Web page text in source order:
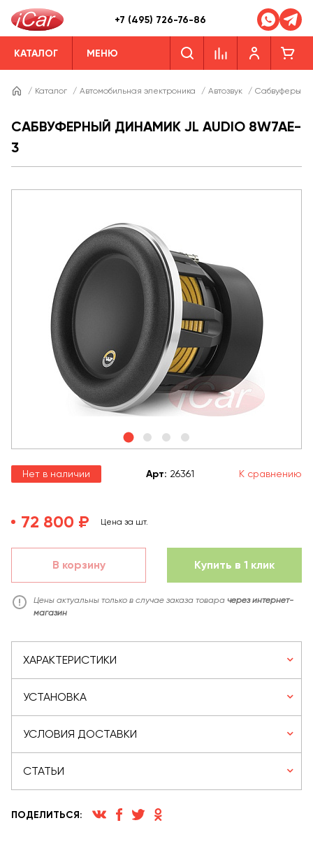
+7 (495) 726-76-86
КАТАЛОГ МЕНЮ
/ Каталог / Автомобильная электроника / Автозвук / Сабвуферы
САБВУФЕРНЫЙ ДИНАМИК JL AUDIO 8W7AE-
3
Нет в наличии Арт: 26361 К сравнению
72 800 ₽ Цена за шт.
В корзину Купить в 1 клик
Цены актуальны только в случае заказа товара через интернет-
магазин
ХАРАКТЕРИСТИКИ
УСТАНОВКА
УСЛОВИЯ ДОСТАВКИ
СТАТЬИ
ПОДЕЛИТЬСЯ: